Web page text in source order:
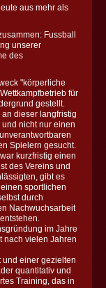
aus mehr als
Fussball
unserer
des
"körperliche
für
gestellt.
dieser langfristig
nicht nur einen
Spielern gesucht.
kurzfristig einen
des Vereins und
gibt es
sportlichen
durch
Nachwuchsarbeit
im Jahre
nach vielen Jahren
und einer gezielten
quantitativ und
Training, das in